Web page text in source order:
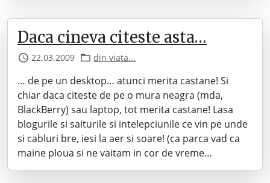
Daca cineva citeste asta…
22.03.2009 din viata...
… de pe un desktop… atunci merita castane! Si
chiar daca citeste de pe o mura neagra (mda,
BlackBerry) sau laptop, tot merita castane! Lasa
blogurile si saiturile si intelepciunile ce vin pe unde
si cabluri bre, iesi la aer si soare! (ca parca vad ca
maine ploua si ne vaitam in cor de vreme…